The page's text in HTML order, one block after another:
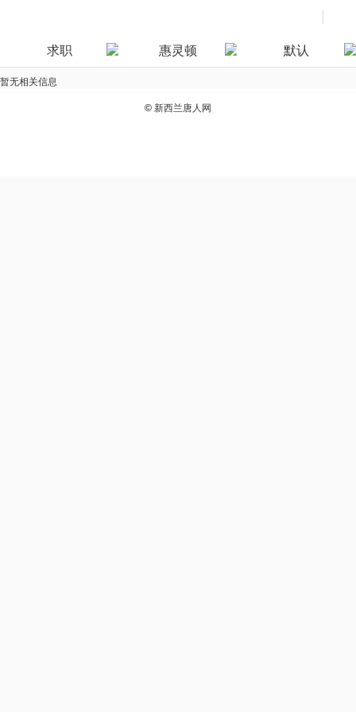
求职 惠灵顿 默认
暂无相关信息
© 新西兰唐人网